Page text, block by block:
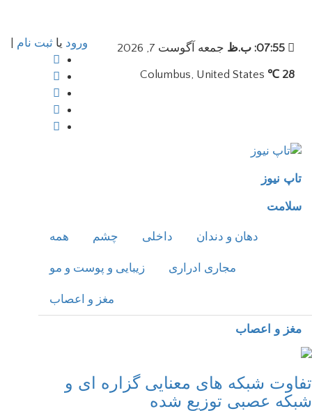
07:55: ب.ظ جمعه آگوست 7, 2026
28 ℃
ورود یا ثبت نام
تاپ نیوز
سلامت
همه چشم داخلی دهان و دندان
زیبایی و پوست و مو مجاری ادراری
مغز و اعصاب
مغز و اعصاب
تفاوت شبکه های معنایی گزاره ای و
شبکه عصبی توزیع شده